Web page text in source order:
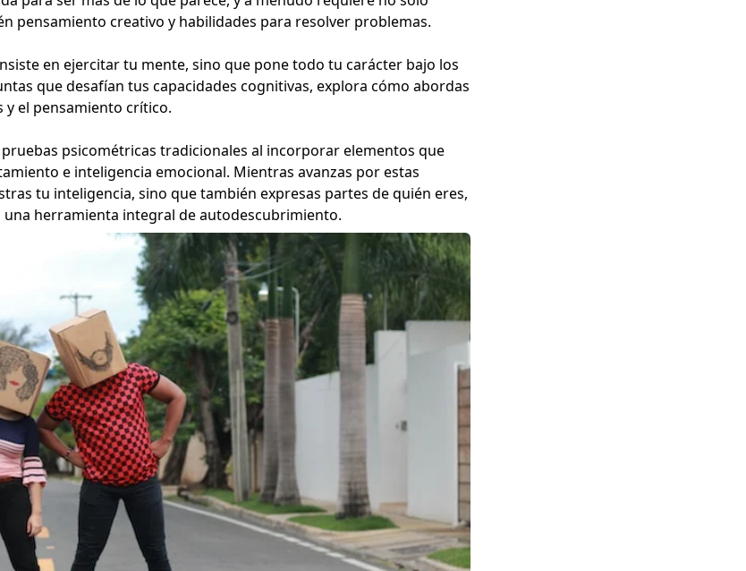
pensamiento creativo y habilidades para resolver problemas.
en ejercitar tu mente, sino que pone todo tu carácter bajo los
que desafían tus capacidades cognitivas, explora cómo abordas
el pensamiento crítico.
pruebas psicométricas tradicionales al incorporar elementos que
e inteligencia emocional. Mientras avanzas por estas
tu inteligencia, sino que también expresas partes de quién eres,
una herramienta integral de autodescubrimiento.